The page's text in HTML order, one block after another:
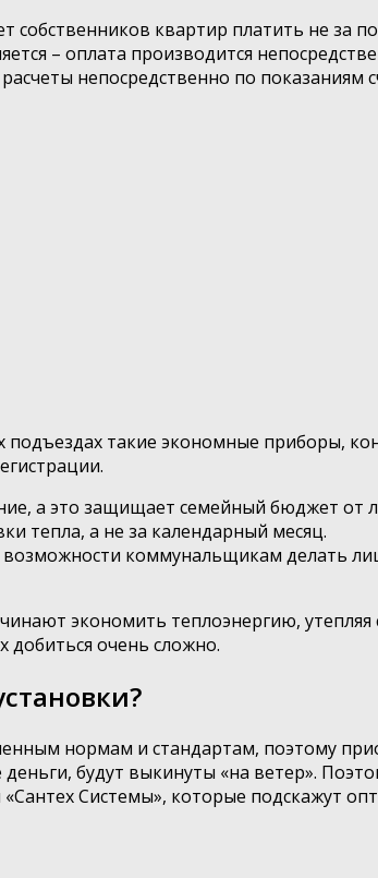
собственников квартир платить не за
– оплата производится
непосредственно по показаниям
такие экономные приборы,
а это защищает семейный бюджет от
тепла, а не за календарный месяц.
возможности коммунальщикам делать
экономить теплоэнергию, утепляя
добиться очень сложно.
нормам и стандартам, поэтому
будут выкинуты «на ветер».
Системы», которые подскажут